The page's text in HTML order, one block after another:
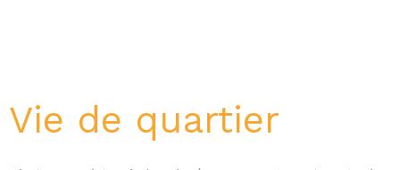
Vie de quartier